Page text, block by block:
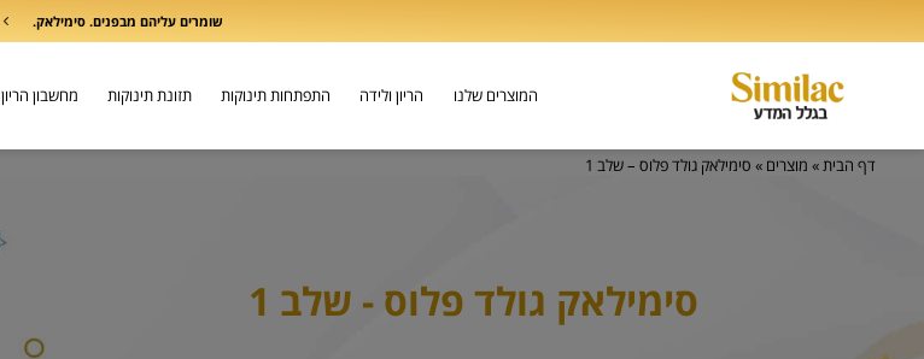
שומרים עליהם מבפנים. סימילאק.
המוצרים שלנו הריון ולידה התפתחות תינוקות תזונת תינוקות מחשבון הריון
דף הבית» מוצרים » סימילאק גולד פלוס – שלב 1
סימילאק גולד פלוס - שלב 1